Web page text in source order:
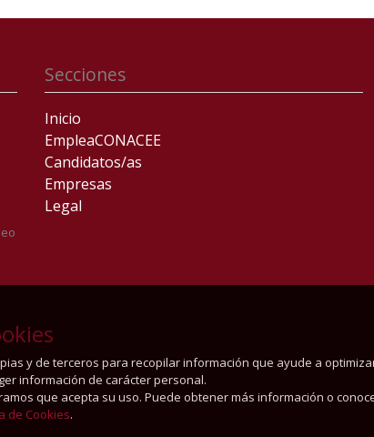
Secciones
Inicio
EmpleaCONACEE
Candidatos/as
Empresas
Legal
y de terceros para recopilar información que ayude a
información de carácter personal.
que acepta su uso. Puede obtener más información o
de Cookies.